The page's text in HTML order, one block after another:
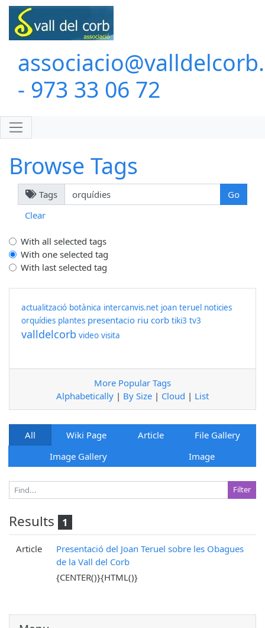
- 973 33 06 72
Browse Tags
Tags
Clear
With all selected tags
With one selected tag
With last selected tag
actualització botànica intercanvis.net joan teruel noticies
orquídies plantes presentacio riu corb tiki3 tv3
valldelcorb video visita
More Popular Tags
Alphabetically | By Size | Cloud | List
All Wiki Page Article
File Gallery
Image Gallery
Image
Results 1
Article
Presentació del Joan Teruel sobre les Obagues
de la Vall del Corb
{CENTER()}{HTML()}